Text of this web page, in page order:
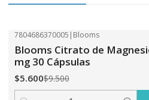
7804686370005 | Blooms
Blooms Citrato de
mg 30 Cápsulas
$5.600$9.500